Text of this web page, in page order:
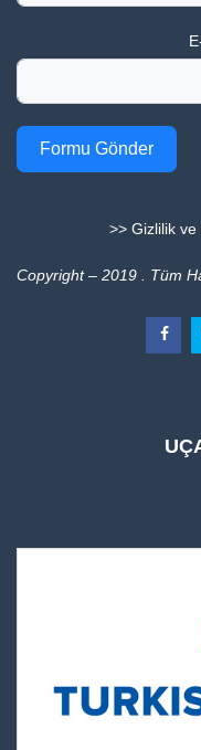
Formu Gönder
>> Gizlilik ve
Copyright – 2019 . Tüm